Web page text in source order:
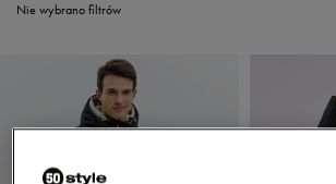
Nie wybrano filtrów